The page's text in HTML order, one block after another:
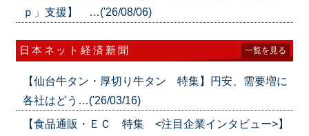
ｐ」支援】 …('26/08/06)
日本ネット経済新聞 一覧を見る
【仙台牛タン・厚切り牛タン 特集】円安、需要増に
各社はどう…('26/03/16)
【食品通販・ＥＣ 特集 <注目企業インタビュー>】